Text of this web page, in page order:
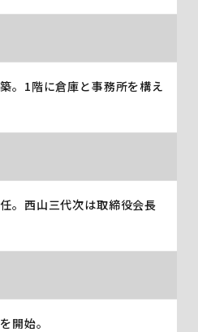
。1階に倉庫と事務所を構え
。西山三代次は取締役会長
開始。